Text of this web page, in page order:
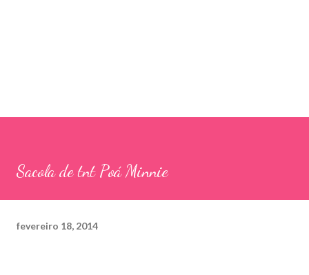
Sacola de tnt Poá Minnie
fevereiro 18, 2014